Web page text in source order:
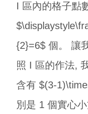
I 區內的格子點
{2}=6$ 個。 讓
照 I 區的作法,
含有 $(3-
別是 1 個實心